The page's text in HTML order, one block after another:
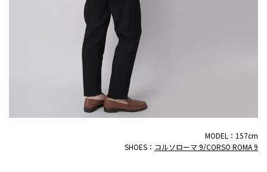
MODEL：157cm
SHOES： コルソローマ 9/CORSO ROMA 9